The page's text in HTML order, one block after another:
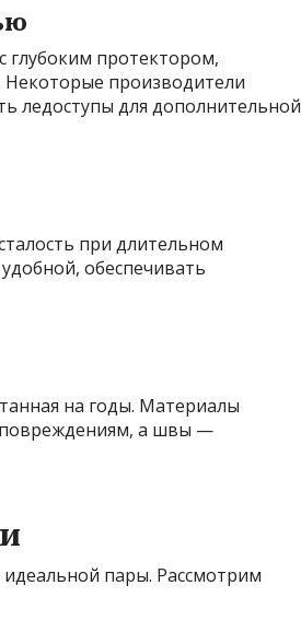
протектором,
производители
ледоступы для дополнительной
при длительном
обеспечивать
на годы. Материалы
а швы —
пары. Рассмотрим